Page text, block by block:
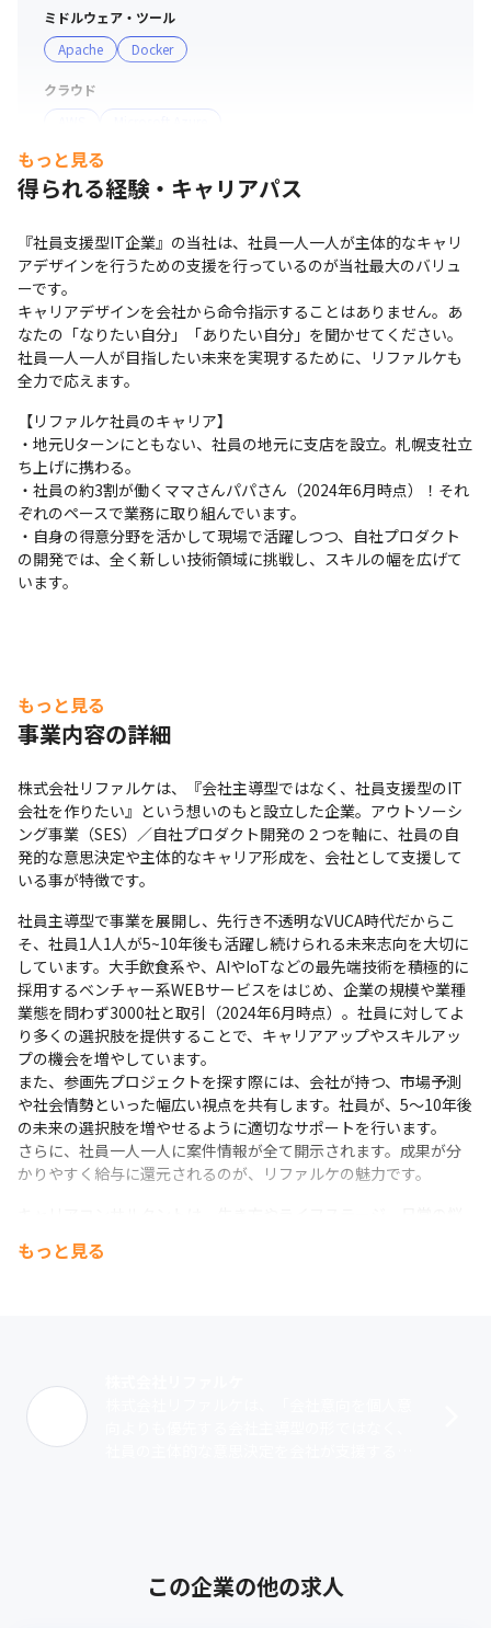
・多くの社員が異なるクライアント先で作業を行っていま
す。そのため、適時、リファルケ社員同士が対面で会うこ
できます。また、異なる環境や課題を共有する場を設ける
のある関係性をを構築します。
＜募集背景＞
当社は設立から5期連続黒字を達成、コロナ禍という社会
情勢の中でも力強く、右肩上がりで成長を続けている企業
です（2024年6月実績）。直近5年の売上を比較したとき
に17倍の成長を達成しました（2024年6月現在）。
7期以降もさらなる事業拡大を見込んでいるため、経験者
の大規模採用を行ってまいります。
ミドルウェア・ツール
Apache
Docker
クラウド
サーバー・OS
Windows
Linux
支給PC
現場で選択可能（Windows/Mac）
もっと見る
得られる経験・キャリアパス
『社員支援型IT企業』の当社は、社員一人一人が主体的なキャリ
アデザインを行うための支援を行っているのが当社最大のバリュ
ーです。
キャリアデザインを会社から命令指示することはありません。あ
なたの「なりたい自分」「ありたい自分」を聞かせてください。
社員一人一人が目指したい未来を実現するために、リファルケも
全力で応えます。
【リファルケ社員のキャリア】
・地元Uターンにともない、社員の地元に支店を設立。札幌支社立
ち上げに携わる。
・社員の約3割が働くママさんパパさん（2024年6月時点）！それ
ぞれのペースで業務に取り組んでいます。
・自身の得意分野を活かして現場で活躍しつつ、自社プロダクト
の開発では、全く新しい技術領域に挑戦し、スキルの幅を広げて
います。
もっと見る
事業内容の詳細
株式会社リファルケは、『会社主導型ではなく、社員支援型のIT
会社を作りたい』という想いのもと設立した企業。アウトソーシ
ング事業（SES）／自社プロダクト開発の２つを軸に、社員の自
発的な意思決定や主体的なキャリア形成を、会社として支援して
いる事が特徴です。
社員主導型で事業を展開し、先行き不透明なVUCA時代だからこ
そ、社員1人1人が5~10年後も活躍し続けられる未来志向を大切に
しています。大手飲食系や、AIやIoTなどの最先端技術を積極的に
採用するベンチャー系WEBサービスをはじめ、企業の規模や業種
業態を問わず3000社と取引（2024年6月時点）。社員に対してよ
り多くの選択肢を提供することで、キャリアアップやスキルアッ
プの機会を増やしています。
また、参画先プロジェクトを探す際には、会社が持つ、市場予測
や社会情勢といった幅広い視点を共有します。社員が、5～10年後
の未来の選択肢を増やせるように適切なサポートを行います。
さらに、社員一人一人に案件情報が全て開示されます。成果が分
かりやすく給与に還元されるのが、リファルケの魅力です。
を支援しています。最大の特徴としては、相談者の心理的安全性
期連続黒字を継続しており（2024年6月実績）、直近5年間で売上
17倍を達成しています（2024年6月現在）。
もっと見る
この企業の他の求人